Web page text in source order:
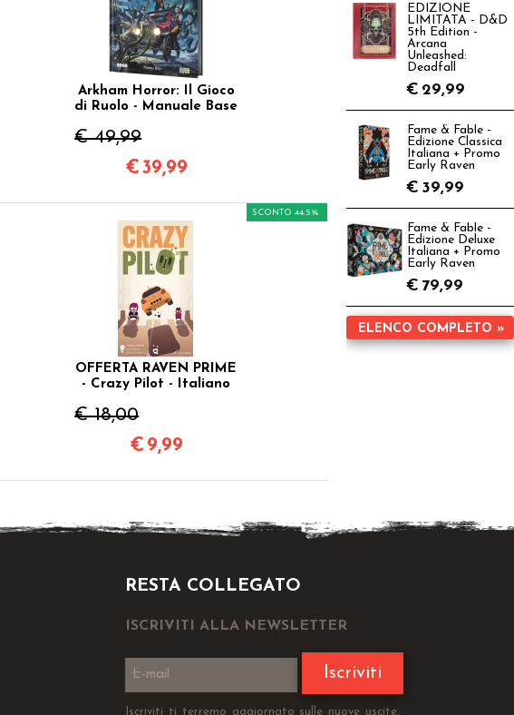
Arkham Horror: Il Gioco
di Ruolo - Manuale Base
€ 49,99
€39,99
OFFERTA RAVEN PRIME
- Crazy Pilot - Italiano
€ 18,00
SCONTO 44.5%
€ 9,99
EDIZIONE
LIMITATA - D&D
5th Edition -
Arcana
Unleashed:
Deadfall
€ 29,99
Fame & Fable -
Edizione Classica
Italiana + Promo
Early Raven
€ 39,99
Fame & Fable -
Edizione Deluxe
Italiana + Promo
Early Raven
€ 79,99
ELENCO COMPLETO »
RESTA COLLEGATO
ISCRIVITI ALLA NEWSLETTER
Iscriviti
Iscriviti ti terremo aggiornato sulle nuove uscite,